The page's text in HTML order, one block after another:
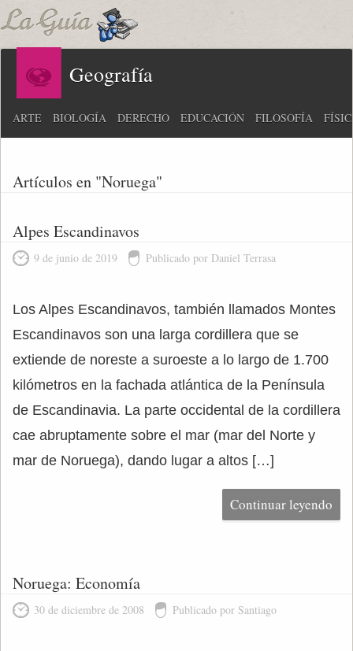
Geografía
ARTE BIOLOGÍA DERECHO EDUCACIÓN FILOSOFÍA
Artículos en "Noruega"
Alpes Escandinavos
9 de junio de 2019 Publicado por Daniel Terrasa
Los Alpes Escandinavos, también llamados Montes
Escandinavos son una larga cordillera que se
extiende de noreste a suroeste a lo largo de 1.700
kilómetros en la fachada atlántica de la Península
de Escandinavia. La parte occidental de la cordillera
cae abruptamente sobre el mar (mar del Norte y
mar de Noruega), dando lugar a altos […]
Continuar leyendo
Noruega: Economía
30 de diciembre de 2008 Publicado por Santiago